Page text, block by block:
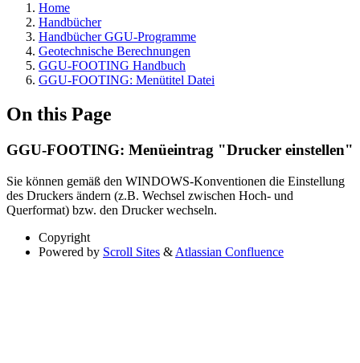
Home
Handbücher
Handbücher GGU-Programme
Geotechnische Berechnungen
GGU-FOOTING Handbuch
GGU-FOOTING: Menütitel Datei
On this Page
GGU-FOOTING: Menüeintrag "Drucker einstellen"
Sie können gemäß den WINDOWS-Konventionen die Einstellung
des Druckers ändern (z.B. Wechsel zwischen Hoch- und
Querformat) bzw. den Drucker wechseln.
Copyright
Powered by Scroll Sites & Atlassian Confluence